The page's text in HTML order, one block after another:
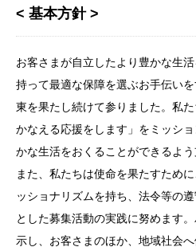
< 基本方針 >
お客さまが自立したより豊かな生
持って最適な保障を選ぶお手伝い
東を果たし続けて参りました。私
かなえる応援をします」をミッシ
かな生活をおくることができるよう
また、私たちは使命を果たすため
ッショナリズムを持ち、法令等の
とした募集活動の実践に努めます
示し、お客さまのほか、地域社会